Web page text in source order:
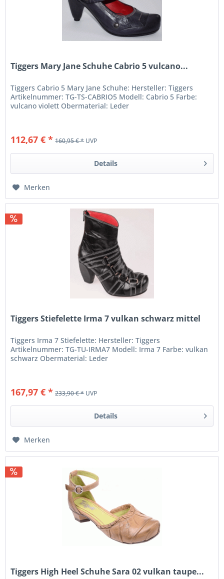
Tiggers Mary Jane Schuhe Cabrio 5 vulcano...
Tiggers Cabrio 5 Mary Jane Schuhe: Hersteller: Tiggers
Artikelnummer: TG-TS-CABRIO5 Modell: Cabrio 5 Farbe:
vulcano violett Obermaterial: Leder
112,67 € * 160,95 € *UVP
Details
Merken
Tiggers Stiefelette Irma 7 vulkan schwarz mittel
Tiggers Irma 7 Stiefelette: Hersteller: Tiggers
Artikelnummer: TG-TU-IRMA7 Modell: Irma 7 Farbe: vulkan
schwarz Obermaterial: Leder
167,97 € * 233,90 € *UVP
Details
Merken
Tiggers High Heel Schuhe Sara 02 vulkan taupe...